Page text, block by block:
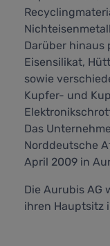
Darüber hinaus
Eisensilikat,
sowie
Kupfer- und
Das
Norddeutsche
April 2009 in
Die Aurubis AG
ihren Hauptsitz